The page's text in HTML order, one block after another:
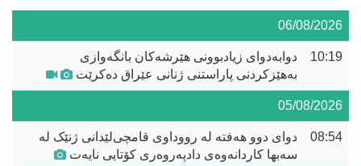
06/08/2026
10:19
دوابەدوای زیادبوونی هێرشەکان بانگەوازی
بەهێزکردنی پاراستنی ژنانی عێراق دەکرێت
05/08/2026
08:54
دوای دوو هەفتە لە رووداوی قامچی‌لێدانی ژنێک لە
سەبها کاردانەوەی دادپەروەری کۆتایی نایەت